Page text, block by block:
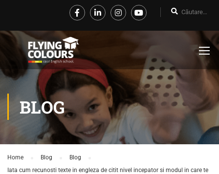
BLOG
Home Blog
Blog
Iata cum recunosti texte in engleza de citit nivel incepator si modul in care te